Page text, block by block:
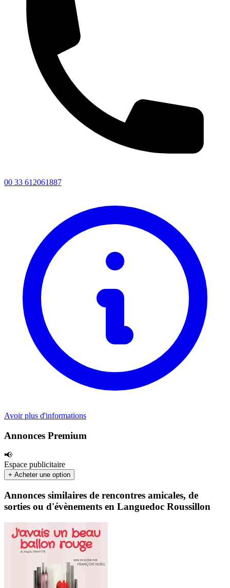
Annonces Premium
📢
Espace publicitaire
+ Acheter une option
00 33 612061887
Avoir plus d'informations
Annonces similaires de rencontres amicales, de
sorties ou d'évènements en Languedoc Roussillon